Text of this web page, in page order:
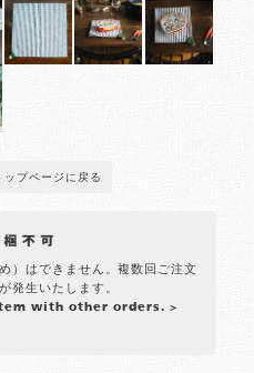
ップページに戻る
）はできません。複数回ご注文
発生いたします。
with other orders. >